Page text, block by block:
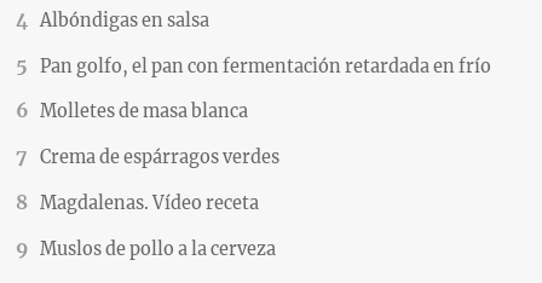
Albóndigas en salsa
Pan golfo, el pan con fermentación retardada en frío
Molletes de masa blanca
Crema de espárragos verdes
Magdalenas. Vídeo receta
Muslos de pollo a la cerveza